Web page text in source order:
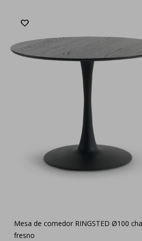
Mesa de comedor RINGSTED Ø100
fresno